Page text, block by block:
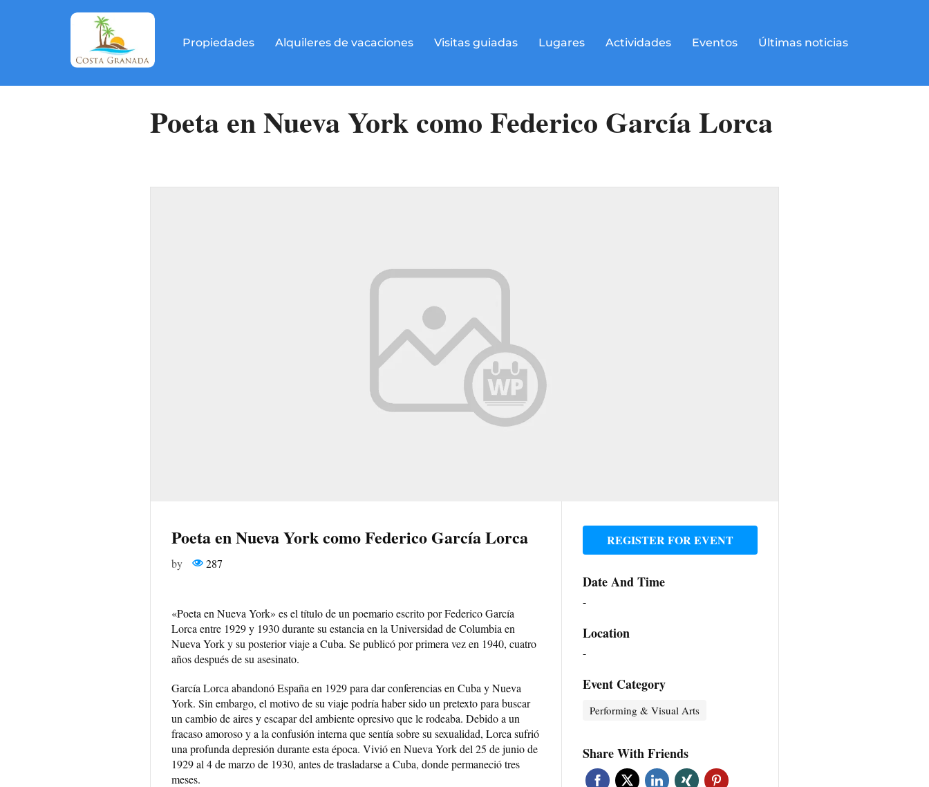
Propiedades Alquileres de vacaciones Visitas guiadas Lugares Actividades Eventos Últimas noticias
Poeta en Nueva York como Federico García Lorca
Poeta en Nueva York como Federico García Lorca
by 287
«Poeta en Nueva York» es el título de un poemario escrito por Federico García
Lorca entre 1929 y 1930 durante su estancia en la Universidad de Columbia en
Nueva York y su posterior viaje a Cuba. Se publicó por primera vez en 1940, cuatro
años después de su asesinato.
García Lorca abandonó España en 1929 para dar conferencias en Cuba y Nueva
York. Sin embargo, el motivo de su viaje podría haber sido un pretexto para buscar
un cambio de aires y escapar del ambiente opresivo que le rodeaba. Debido a un
fracaso amoroso y a la confusión interna que sentía sobre su sexualidad, Lorca sufrió
una profunda depresión durante esta época. Vivió en Nueva York del 25 de junio de
1929 al 4 de marzo de 1930, antes de trasladarse a Cuba, donde permaneció tres
meses.
REGISTER FOR EVENT
Date And Time
-
Location
-
Event Category
Performing & Visual Arts
Share With Friends